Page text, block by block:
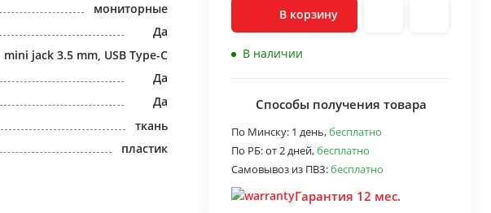
мониторные
Да
mini jack 3.5 mm, USB Type-C
Да
Да
ткань
пластик
В корзину
В наличии
Способы получения товара
По Минску: 1 день,бесплатно
По РБ:от 2 дней,бесплатно
Самовывоз из ПВЗ:бесплатно
Гарантия 12 мес.